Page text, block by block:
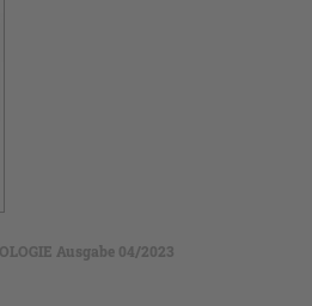
Ausgabe 04/2023